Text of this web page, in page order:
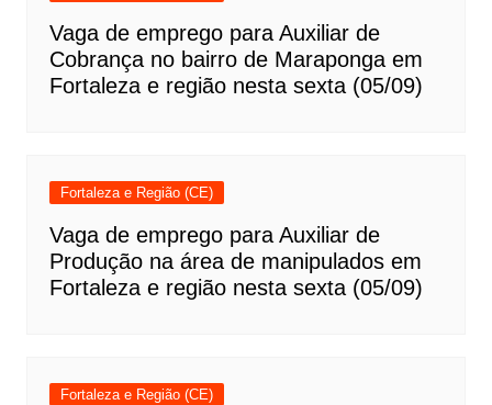
Vaga de emprego para Auxiliar de
Cobrança no bairro de Maraponga em
Fortaleza e região nesta sexta (05/09)
Fortaleza e Região (CE)
Vaga de emprego para Auxiliar de
Produção na área de manipulados em
Fortaleza e região nesta sexta (05/09)
Fortaleza e Região (CE)